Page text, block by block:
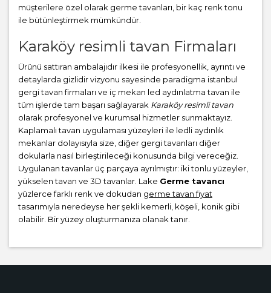
müşterilere özel olarak germe tavanları, bir kaç renk tonu
ile bütünleştirmek mümkündür.
Karaköy resimli tavan Firmaları
Ürünü sattıran ambalajıdır ilkesi ile profesyonellik, ayrıntı ve
detaylarda gizlidir vizyonu sayesinde paradigma istanbul
gergi tavan firmaları ve iç mekan led aydınlatma tavan ile
tüm işlerde tam başarı sağlayarak Karaköy resimli tavan
olarak profesyonel ve kurumsal hizmetler sunmaktayız.
Kaplamalı tavan uygulaması yüzeyleri ile ledli aydınlık
mekanlar dolayısıyla size, diğer gergi tavanları diğer
dokularla nasıl birleştirileceği konusunda bilgi vereceğiz.
Uygulanan tavanlar üç parçaya ayrılmıştır: iki tonlu yüzeyler,
yükselen tavan ve 3D tavanlar. Lake Germe tavancı
yüzlerce farklı renk ve dokudan germe tavan fiyat
tasarımıyla neredeyse her şekli kemerli, köşeli, konik gibi
olabilir. Bir yüzey oluşturmanıza olanak tanır.